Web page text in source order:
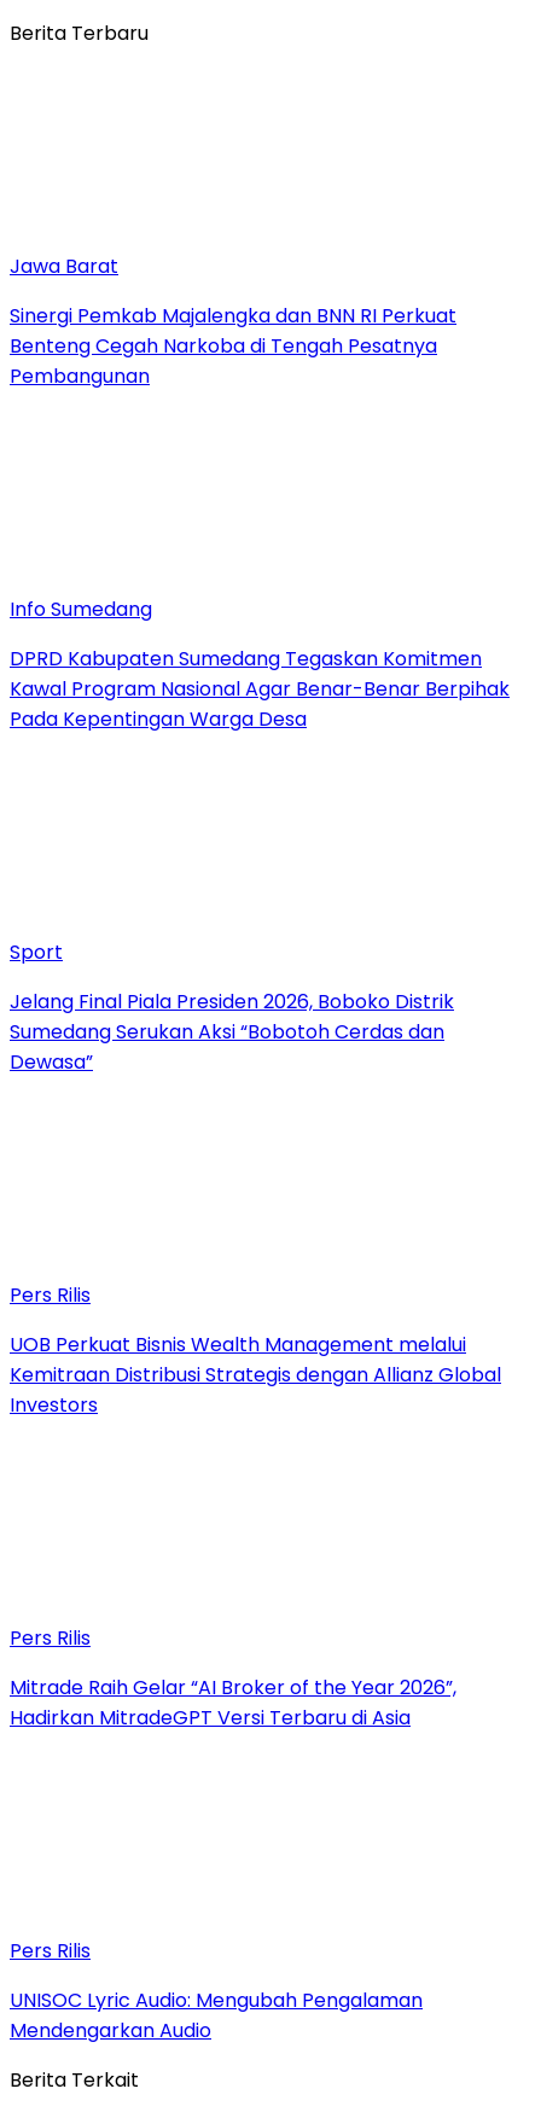
Berita Terbaru
Jawa Barat
Sinergi Pemkab Majalengka dan BNN RI Perkuat
Benteng Cegah Narkoba di Tengah Pesatnya
Pembangunan
Info Sumedang
DPRD Kabupaten Sumedang Tegaskan Komitmen
Kawal Program Nasional Agar Benar-Benar Berpihak
Pada Kepentingan Warga Desa
Sport
Jelang Final Piala Presiden 2026, Boboko Distrik
Sumedang Serukan Aksi “Bobotoh Cerdas dan
Dewasa”
Pers Rilis
UOB Perkuat Bisnis Wealth Management melalui
Kemitraan Distribusi Strategis dengan Allianz Global
Investors
Pers Rilis
Mitrade Raih Gelar “AI Broker of the Year 2026”,
Hadirkan MitradeGPT Versi Terbaru di Asia
Pers Rilis
UNISOC Lyric Audio: Mengubah Pengalaman
Mendengarkan Audio
Berita Terkait